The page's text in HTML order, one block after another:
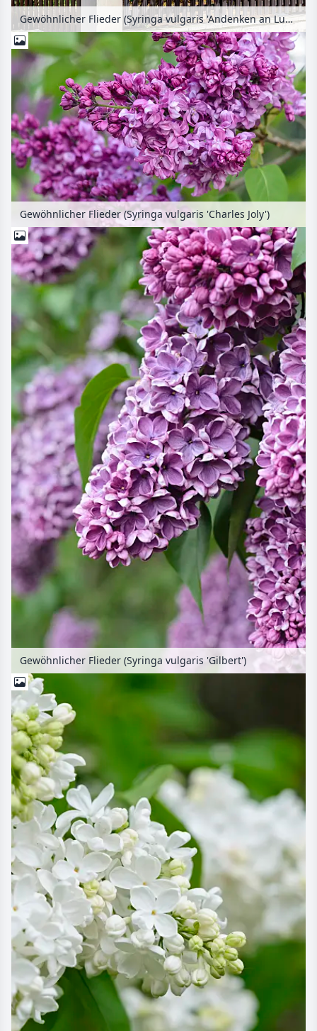
Gewöhnlicher Flieder (Syringa vulgaris 'Andenken an Ludwig Späth')
Gewöhnlicher Flieder (Syringa vulgaris 'Charles Joly')
Gewöhnlicher Flieder (Syringa vulgaris 'Gilbert')